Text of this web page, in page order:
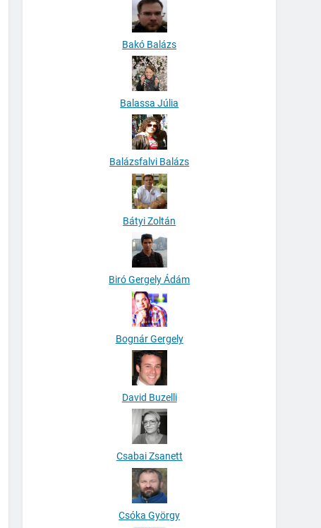
Bakó Balázs
Balassa Júlia
Balázsfalvi Balázs
Bátyi Zoltán
Biró Gergely Ádám
Bognár Gergely
David Buzelli
Csabai Zsanett
Csóka György